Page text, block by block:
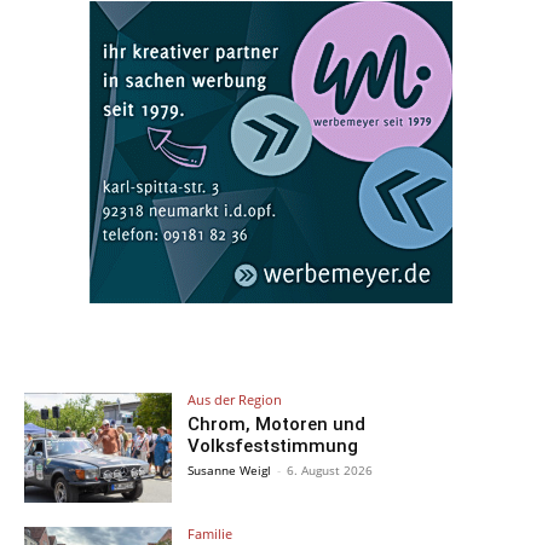
Aus der Region
Chrom, Motoren und
Volksfeststimmung
Susanne Weigl - 6. August 2026
Familie